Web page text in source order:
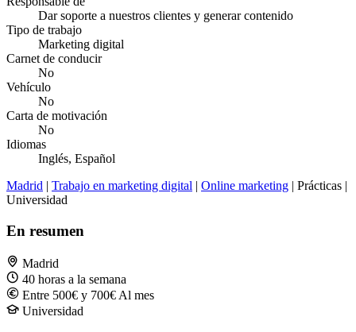
Dar soporte a nuestros clientes y generar contenido
Tipo de trabajo
Marketing digital
Carnet de conducir
No
Vehículo
No
Carta de motivación
No
Idiomas
Inglés, Español
Madrid | Trabajo en marketing digital | Online marketing | Prácticas |
Universidad
En resumen
Madrid
40 horas a la semana
Entre 500€ y 700€ Al mes
Universidad